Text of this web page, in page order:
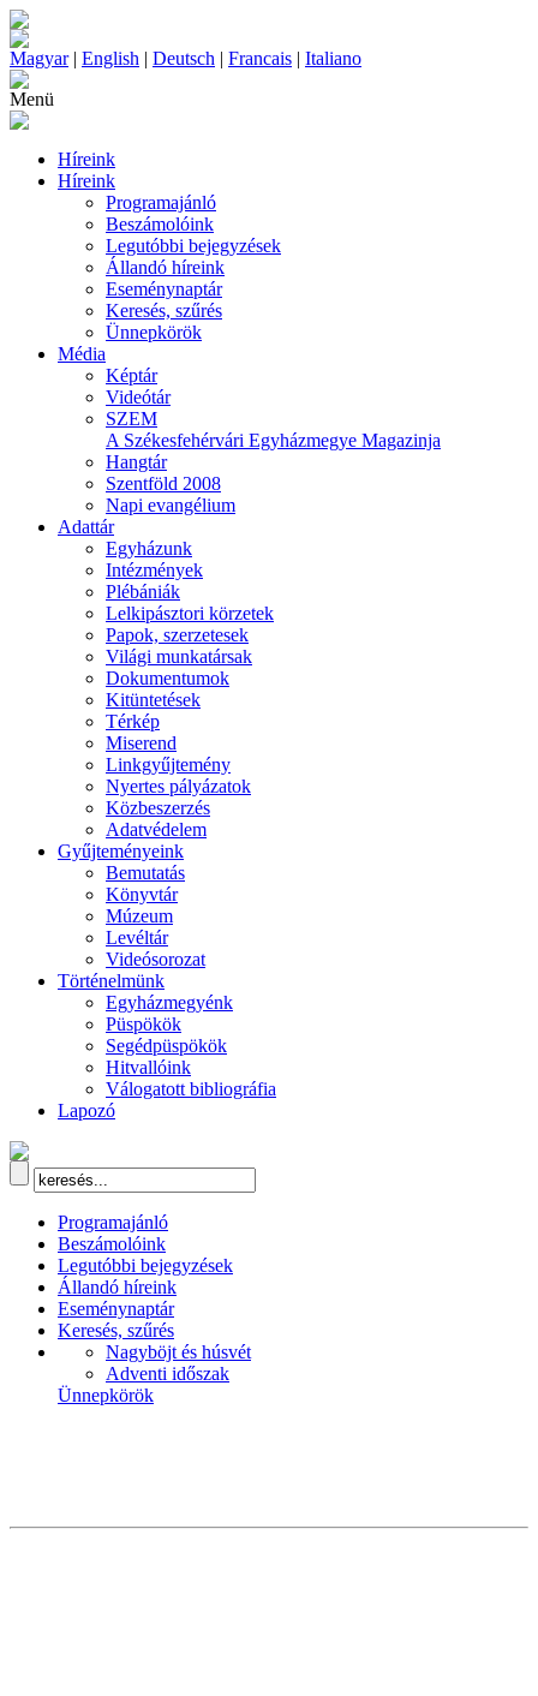
Magyar| English | Deutsch | Francais | Italiano
Menü
Híreink
Híreink
Programajánló
Beszámolóink
Legutóbbi bejegyzések
Állandó híreink
Eseménynaptár
Keresés, szűrés
Ünnepkörök
Média
Képtár
Videótár
SZEM
A Székesfehérvári Egyházmegye Magazinja
Hangtár
Szentföld 2008
Napi evangélium
Adattár
Egyházunk
Intézmények
Plébániák
Lelkipásztori körzetek
Papok, szerzetesek
Világi munkatársak
Dokumentumok
Kitüntetések
Térkép
Miserend
Linkgyűjtemény
Nyertes pályázatok
Közbeszerzés
Adatvédelem
Gyűjteményeink
Bemutatás
Könyvtár
Múzeum
Levéltár
Videósorozat
Történelmünk
Egyházmegyénk
Püspökök
Segédpüspökök
Hitvallóink
Válogatott bibliográfia
Lapozó
Programajánló
Beszámolóink
Legutóbbi bejegyzések
Állandó híreink
Eseménynaptár
Keresés, szűrés
Nagyböjt és húsvét
Adventi időszak
Ünnepkörök